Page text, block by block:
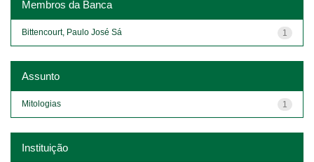
Membros da Banca
1
Bittencourt, Paulo José Sá
Assunto
1
Mitologias
Instituição